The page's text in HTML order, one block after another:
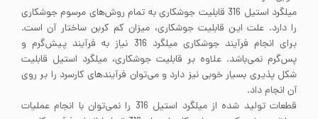
میلگرد استیل 316 قابلیت جوشکاری به تمام روش‌های مرسوم جوشکاری
را دارد. علت این قابلیت جوشکاری، میزان کم کربن ساختار آن است.
برای انجام فرآیند جوشکاری میلگرد 316 نیاز به فرآیند پیش‌گرم و
پس‌گرم نمی‌باشد. علاوه بر قابلیت جوشکاری، میلگرد استیل قابلیت
شکل پذیری بسیار خوبی نیز دارد و می‌توان فرآیندهای کارسرد را بر روی
آن انجام داد.
قطعات تولید شده از میلگرد استیل 316 را نمی‌توان با انجام عملیات